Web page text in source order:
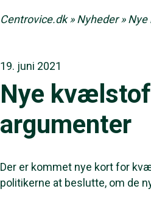
Centrovice.dk»Nyheder»Nye
19. juni 2021
Nye
argumenter
Der er kommet nye kort for
politikerne at beslutte, om de